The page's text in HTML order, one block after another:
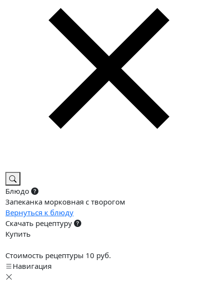
Блюдо
Запеканка морковная с творогом
Вернуться к блюду
Скачать рецептуру
Купить
Стоимость рецептуры 10 руб.
Навигация